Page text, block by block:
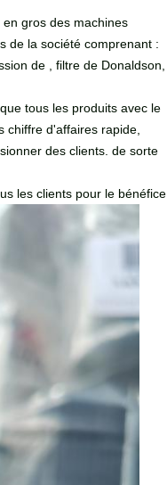
gros des machines
de la société comprenant :
de , filtre de Donaldson,
tous les produits avec le
chiffre d'affaires rapide,
des clients. de sorte
les clients pour le bénéfice